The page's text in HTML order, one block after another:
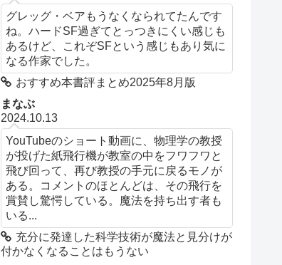
グレッグ・ベアもうなくなられてたんです
ね。ハードSF過ぎてとっつきにくい感じも
あるけど、これぞSFという感じもあり気に
なる作家でした。
おすすめ本書評まとめ2025年8月版
まなぶ
2024.10.13
YouTubeのショート動画に、物理学の教授
が投げた紙飛行機が教室の中をフワフワと
飛び回って、再び教授の手元に戻るモノが
ある。コメントのほとんどは、その飛行を
賞賛し驚愕している。魔法を持ち出す者も
いる...
充分に発達した科学技術が魔法と見分けが
付かなくなることはもうない